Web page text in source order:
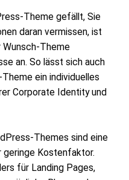
Theme gefällt, Sie
daran vermissen, ist
Wunsch-Theme
an. So lässt sich auch
ein individuelles
Corporate Identity und
Themes sind eine
geringe Kostenfaktor.
für Landing Pages,